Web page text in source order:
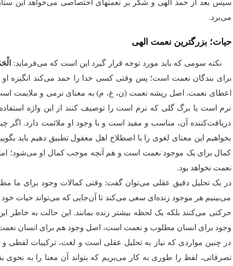
سپس بعد از حمد الهی و شکر بر نعمتهای اختصاصی می‌خواهد این
می‌برد.
حیات؛ بزرگترین نعمت الهی
نکته سومی که باید مورد توجه قرار گیرد این است که می‌فرماید:
برای بندگان نعمت است؛ پس وقتی کسی خدا را حمد می‌کند انگیزه
اعطای نعمت. اصل ریشه نعمت (ن، ع، م) به معنای نرمی و ملایمت
نرم است یا برگ گلی که نرم است را توصیف کنند از این واژه
دریافت‌کننده آن، مناسب و مفید است و با وجود او ملائمت دارد. اگر
بخواهیم این معنای لغوی را با اصطلاح اهل معقول تطبیق دهیم
کمال برای یک موجود نعمت است و هم آنچه موجب کمال او می‌شود؛
نعمت نخواهد بود.
در یک تحلیل دقیق عقلی می‌توان گفت: وقتی کمالات وجود برای
می‌بینیم هر موجود زنده‌ای سعی می‌کند تا آن‌جایی که می‌تواند حیات
حرکتی می‌کنند بلکه یک لحظه بیشتر زنده بمانند. این حالت به
وجود برای انسان مطلوب و نعمت است، اصل وجود هم برای انسان
در چنین مواردی که نیاز به تحلیل عقلی است و لغت، ترکیبات لفظی
تصرفاتی، لفظ را طوری به کار می‌بریم که بتواند آن معنا را به